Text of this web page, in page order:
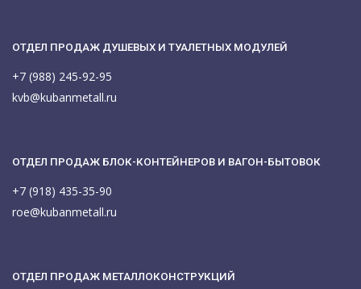
ОТДЕЛ ПРОДАЖ ДУШЕВЫХ И ТУАЛЕТНЫХ МОДУЛЕЙ
+7 (988) 245-92-95
kvb@kubanmetall.ru
ОТДЕЛ ПРОДАЖ БЛОК-КОНТЕЙНЕРОВ И ВАГОН-БЫТОВОК
+7 (918) 435-35-90
roe@kubanmetall.ru
ОТДЕЛ ПРОДАЖ МЕТАЛЛОКОНСТРУКЦИЙ